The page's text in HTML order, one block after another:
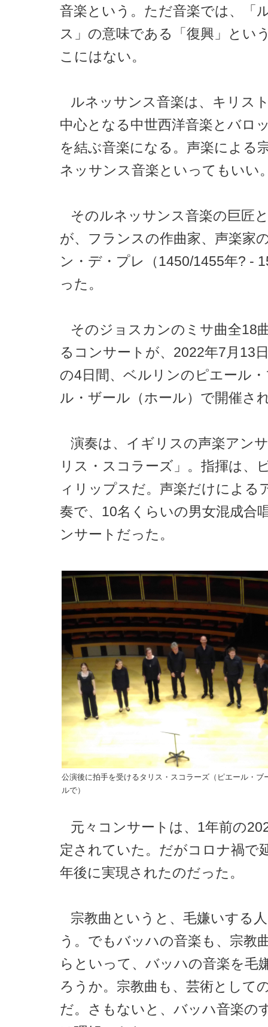
音楽という。ただ音楽では、「
ス」の意味である「復興」とい
こにはない。
ルネッサンス音楽は、キリス
中心となる中世西洋音楽とバロ
を結ぶ音楽になる。声楽による
ネッサンス音楽といってもいい
そのルネッサンス音楽の巨匠
が、フランスの作曲家、声楽家
ン・デ・プレ（1450/1455年? -
った。
そのジョスカンのミサ曲全18
るコンサートが、2022年7月13
の4日間、ベルリンのピエール
ル・ザール（ホール）で開催さ
演奏は、イギリスの声楽アン
リス・スコラーズ」。指揮は、
ィリップスだ。声楽だけによる
奏で、10名くらいの男女混成合
ンサートだった。
公演後に拍手を受けるタリス・スコラーズ（ピエール・ブ
ルで）
元々コンサートは、1年前の
定されていた。だがコロナ禍で
年後に実現されたのだった。
宗教曲というと、毛嫌いする
う。でもバッハの音楽も、宗教
らといって、バッハの音楽を毛
ろうか。宗教曲も、芸術として
だ。さもないと、バッハ音楽の